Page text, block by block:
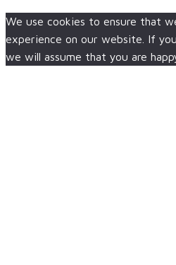
We use cookies to ensure that
experience on our website. If
we will assume that you are